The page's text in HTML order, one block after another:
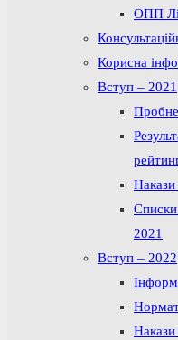
ОПП
Корисна
Вступ – 2021
Накази
2021
Вступ – 2022
Накази